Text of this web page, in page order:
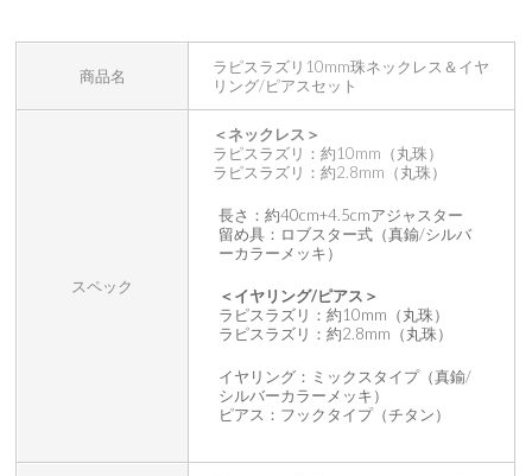
商品名
ラピスラズリ10mm珠ネックレス＆イヤ
リング/ピアスセット
スペック
＜ネックレス＞
ラピスラズリ：約10mm（丸珠）
ラピスラズリ：約2.8mm（丸珠）
長さ：約40cm+4.5cmアジャスター
留め具：ロブスター式（真鍮/シルバ
ーカラーメッキ）
＜イヤリング/ピアス＞
ラピスラズリ：約10mm（丸珠）
ラピスラズリ：約2.8mm（丸珠）
イヤリング：ミックスタイプ（真鍮/
シルバーカラーメッキ）
ピアス：フックタイプ（チタン）